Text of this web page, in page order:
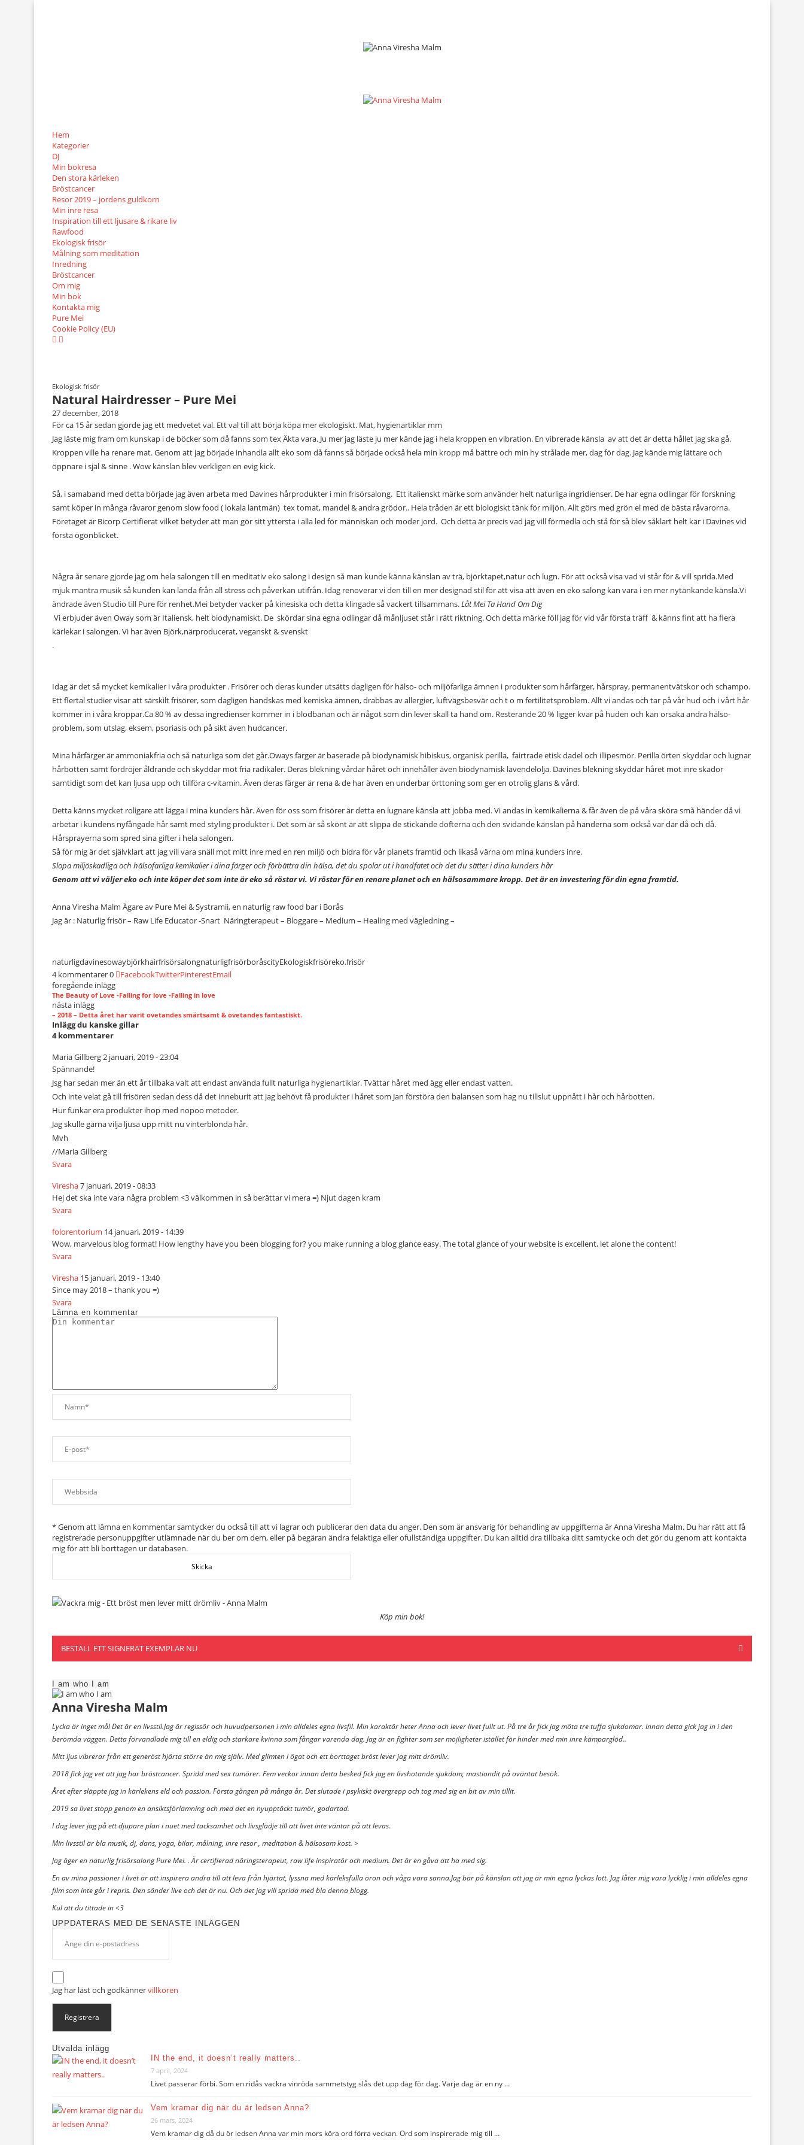
Hem
Kategorier
DJ
Min bokresa
Den stora kärleken
Bröstcancer
Resor 2019 – jordens guldkorn
Min inre resa
Inspiration till ett ljusare & rikare liv
Rawfood
Ekologisk frisör
Målning som meditation
Inredning
Bröstcancer
Om mig
Min bok
Kontakta mig
Pure Mei
Cookie Policy (EU)
Ekologisk frisör
Natural Hairdresser – Pure Mei
27 december, 2018
För ca 15 år sedan gjorde jag ett medvetet val. Ett val till att börja köpa mer ekologiskt. Mat, hygienartiklar mm
Jag läste mig fram om kunskap i de böcker som då fanns som tex Äkta vara. Ju mer jag läste ju mer kände jag i hela kroppen en vibration. En vibrerade känsla av att det är detta hållet jag ska gå.
Kroppen ville ha renare mat. Genom att jag började inhandla allt eko som då fanns så började också hela min kropp må bättre och min hy strålade mer, dag för dag. Jag kände mig lättare och
öppnare i själ & sinne . Wow känslan blev verkligen en evig kick.
Så, i samaband med detta började jag även arbeta med Davines hårprodukter i min frisörsalong. Ett italienskt märke som använder helt naturliga ingridienser. De har egna odlingar för forskning
samt köper in många råvaror genom slow food ( lokala lantmän) tex tomat, mandel & andra grödor.. Hela tråden är ett biologiskt tänk för miljön. Allt görs med grön el med de bästa råvarorna.
Företaget är Bicorp Certifierat vilket betyder att man gör sitt yttersta i alla led för människan och moder jord. Och detta är precis vad jag vill förmedla och stå för så blev såklart helt kär i Davines vid
första ögonblicket.
Några år senare gjorde jag om hela salongen till en meditativ eko salong i design så man kunde känna känslan av trä, björktapet,natur och lugn. För att också visa vad vi står för & vill sprida.Med
mjuk mantra musik så kunden kan landa från all stress och påverkan utifrån. Idag renoverar vi den till en mer designad stil för att visa att även en eko salong kan vara i en mer nytänkande känsla.Vi
ändrade även Studio till Pure för renhet.Mei betyder vacker på kinesiska och detta klingade så vackert tillsammans.Låt Mei Ta Hand Om Dig
Vi erbjuder även Oway som är Italiensk, helt biodynamiskt. De skördar sina egna odlingar då månljuset står i rätt riktning. Och detta märke föll jag för vid vår första träff & känns fint att ha flera
kärlekar i salongen. Vi har även Björk,närproducerat, veganskt & svenskt
.
Idag är det så mycket kemikalier i våra produkter . Frisörer och deras kunder utsätts dagligen för hälso- och miljöfarliga ämnen i produkter som hårfärger, hårspray, permanentvätskor och schampo.
Ett flertal studier visar att särskilt frisörer, som dagligen handskas med kemiska ämnen, drabbas av allergier, luftvägsbesvär och t o m fertilitetsproblem. Allt vi andas och tar på vår hud och i vårt hår
kommer in i våra kroppar.Ca 80 % av dessa ingredienser kommer in i blodbanan och är något som din lever skall ta hand om. Resterande 20 % ligger kvar på huden och kan orsaka andra hälso-
problem, som utslag, eksem, psoriasis och på sikt även hudcancer.
Mina hårfärger är ammoniakfria och så naturliga som det går.Oways färger är baserade på biodynamisk hibiskus, organisk perilla, fairtrade etisk dadel och illipesmör. Perilla örten skyddar och lugnar
hårbotten samt fördröjer åldrande och skyddar mot fria radikaler. Deras blekning vårdar håret och innehåller även biodynamisk lavendelolja. Davines blekning skyddar håret mot inre skador
samtidigt som det kan ljusa upp och tillföra c-vitamin. Även deras färger är rena & de har även en underbar örttoning som ger en otrolig glans & vård.
Detta känns mycket roligare att lägga i mina kunders hår. Även för oss som frisörer är detta en lugnare känsla att jobba med. Vi andas in kemikalierna & får även de på våra sköra små händer då vi
arbetar i kundens nyfångade hår samt med styling produkter i. Det som är så skönt är att slippa de stickande dofterna och den svidande känslan på händerna som också var där då och då.
Hårsprayerna som spred sina gifter i hela salongen.
Så för mig är det självklart att jag vill vara snäll mot mitt inre med en ren miljö och bidra för vår planets framtid och likaså värna om mina kunders inre.
Slopa miljöskadliga och hälsofarliga kemikalier i dina färger och förbättra din hälsa, det du spolar ut i handfatet och det du sätter i dina kunders hår
Genom att vi väljer eko och inte köper det som inte är eko så röstar vi. Vi röstar för en renare planet och en hälsosammare kropp. Det är en investering för din egna framtid.
Anna Viresha Malm Ägare av Pure Mei & Systramii, en naturlig raw food bar i Borås
Jag är : Naturlig frisör – Raw Life Educator -Snart Näringterapeut – Bloggare – Medium – Healing med vägledning –
naturligdavinesowaybjörkhairfrisörsalongnaturligfrisörboråscityEkologiskfrisöreko.frisör
4 kommentarer0 FacebookTwitterPinterestEmail
föregående inlägg
The Beauty of Love -Falling for love -Falling in love
nästa inlägg
– 2018 – Detta året har varit ovetandes smärtsamt & ovetandes fantastiskt.
Inlägg du kanske gillar
4 kommentarer
Maria Gillberg2 januari, 2019 - 23:04
Spännande!
Jsg har sedan mer än ett år tillbaka valt att endast använda fullt naturliga hygienartiklar. Tvättar håret med ägg eller endast vatten.
Och inte velat gå till frisören sedan dess då det inneburit att jag behövt få produkter i håret som Jan förstöra den balansen som hag nu tillslut uppnått i hår och hårbotten.
Hur funkar era produkter ihop med nopoo metoder.
Jag skulle gärna vilja ljusa upp mitt nu vinterblonda hår.
Mvh
//Maria Gillberg
Svara
Viresha7 januari, 2019 - 08:33
Hej det ska inte vara några problem <3 välkommen in så berättar vi mera =) Njut dagen kram
Svara
folorentorium 14 januari, 2019 - 14:39
Wow, marvelous blog format! How lengthy have you been blogging for? you make running a blog glance easy. The total glance of your website is excellent, let alone the content!
Svara
Viresha 15 januari, 2019 - 13:40
Since may 2018 – thank you =)
Svara
Lämna en kommentar
* Genom att lämna en kommentar samtycker du också till att vi lagrar och publicerar den data du anger. Den som är ansvarig för behandling av uppgifterna är Anna Viresha Malm. Du har rätt att få
registrerade personuppgifter utlämnade när du ber om dem, eller på begäran ändra felaktiga eller ofullständiga uppgifter. Du kan alltid dra tillbaka ditt samtycke och det gör du genom att kontakta
mig för att bli borttagen ur databasen.
Köp min bok!
BESTÄLL ETT SIGNERAT EXEMPLAR NU
I am who I am
Anna Viresha Malm
Lycka är inget mål Det är en livsstil.Jag är regissör och huvudpersonen i min alldeles egna livsfil. Min karaktär heter Anna och lever livet fullt ut. På tre år fick jag möta tre tuffa sjukdomar. Innan detta gick jag in i den
berömda väggen. Detta förvandlade mig till en eldig och starkare kvinna som fångar varenda dag. Jag är en fighter som ser möjligheter istället för hinder med min inre kämparglöd..
Mitt ljus vibrerar från ett generöst hjärta större än mig själv. Med glimten i ögat och ett borttaget bröst lever jag mitt drömliv.
2018 fick jag vet att jag har bröstcancer. Spridd med sex tumörer. Fem veckor innan detta besked fick jag en livshotande sjukdom, mastiondit på oväntat besök.
Året efter släppte jag in kärlekens eld och passion. Första gången på många år. Det slutade i psykiskt övergrepp och tog med sig en bit av min tillit.
2019 sa livet stopp genom en ansiktsförlamning och med det en nyupptäckt tumör, godartad.
I dag lever jag på ett djupare plan i nuet med tacksamhet och livsglädje till att livet inte väntar på att levas.
Min livsstil är bla musik, dj, dans, yoga, bilar, målning, inre resor , meditation & hälsosam kost. >
Jag äger en naturlig frisörsalong Pure Mei. . Är certifierad näringsterapeut, raw life inspiratör och medium. Det är en gåva att ha med sig.
En av mina passioner i livet är att inspirera andra till att leva från hjärtat, lyssna med kärleksfulla öron och våga vara sanna.Jag bär på känslan att jag är min egna lyckas lott. Jag låter mig vara lycklig i min alldeles egna
film som inte går i repris. Den sänder live och det är nu. Och det jag vill sprida med bla denna blogg.
Kul att du tittade in <3
UPPDATERAS MED DE SENASTE INLÄGGEN
Jag har läst och godkännervillkoren
Utvalda inlägg
IN the end, it doesn’t really matters..
7 april, 2024
Livet passerar förbi. Som en ridås vackra vinröda sammetstyg slås det upp dag för dag. Varje dag är en ny …
Vem kramar dig när du är ledsen Anna?
26 mars, 2024
Vem kramar dig då du ör ledsen Anna var min mors köra ord förra veckan. Ord som inspirerade mig till …